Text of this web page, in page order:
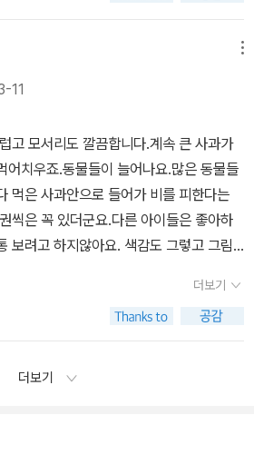
11
고 모서리도 깔끔합니다.계속 큰 사과가
어치우죠.동물들이 늘어나요.많은 동물들
먹은 사과안으로 들어가 비를 피한다는
씩은 꼭 있더군요.다른 아이들은 좋아하
보려고 하지않아요. 색감도 그렇고 그림
더보기
더보기